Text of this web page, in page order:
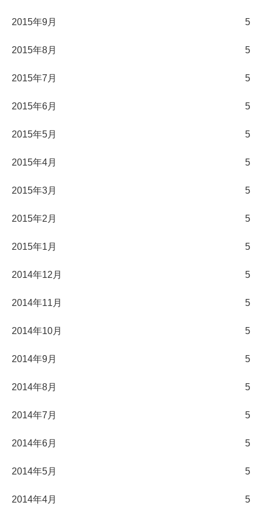
2015年9月 5
2015年8月 5
2015年7月 5
2015年6月 5
2015年5月 5
2015年4月 5
2015年3月 5
2015年2月 5
2015年1月 5
2014年12月 5
2014年11月 5
2014年10月 5
2014年9月 5
2014年8月 5
2014年7月 5
2014年6月 5
2014年5月 5
2014年4月 5